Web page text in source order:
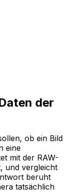
der
ob ein Bild
eine
mit der RAW-
und vergleicht
beruht
tatsächlich